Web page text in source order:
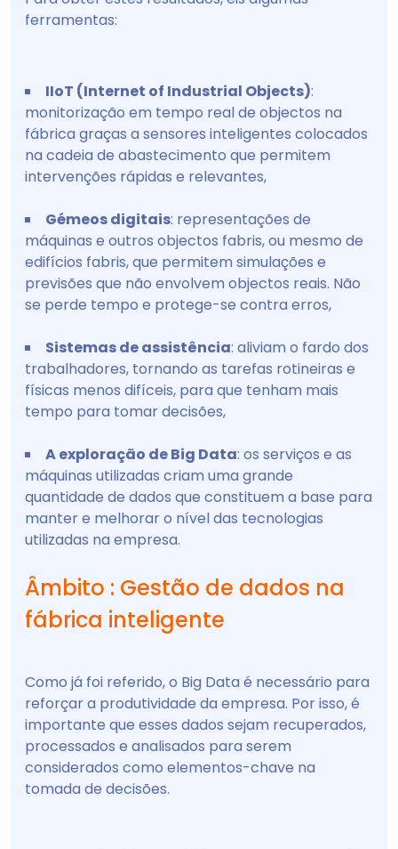
ferramentas:
IIoT (Internet of Industrial Objects):
monitorização em tempo real de objectos na
fábrica graças a sensores inteligentes colocados
na cadeia de abastecimento que permitem
intervenções rápidas e relevantes,
Gémeos digitais: representações de
máquinas e outros objectos fabris, ou mesmo de
edifícios fabris, que permitem simulações e
previsões que não envolvem objectos reais. Não
se perde tempo e protege-se contra erros,
Sistemas de assistência: aliviam o fardo dos
trabalhadores, tornando as tarefas rotineiras e
físicas menos difíceis, para que tenham mais
tempo para tomar decisões,
A exploração de Big Data: os serviços e as
máquinas utilizadas criam uma grande
quantidade de dados que constituem a base para
manter e melhorar o nível das tecnologias
utilizadas na empresa.
Âmbito : Gestão de dados na
fábrica inteligente
Como já foi referido, o Big Data é necessário para
reforçar a produtividade da empresa. Por isso, é
importante que esses dados sejam recuperados,
processados e analisados para serem
considerados como elementos-chave na
tomada de decisões.